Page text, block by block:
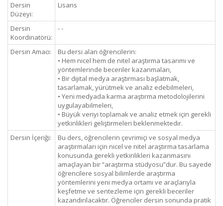
Dersin
Düzeyi:
Lisans
Dersin
Koordinatörü:
- -
Dersin Amacı:
Bu dersi alan öğrencilerin:
• Hem nicel hem de nitel araştırma tasarımı ve
yöntemlerinde beceriler kazanmaları,
• Bir dijital medya araştırması başlatmak,
tasarlamak, yürütmek ve analiz edebilmeleri,
• Yeni medyada karma araştırma metodolojilerini
uygulayabilmeleri,
• Büyük veriyi toplamak ve analiz etmek için gerekli
yetkinlikleri geliştirmeleri beklenmektedir.
Dersin İçeriği:
Bu ders, öğrencilerin çevrimiçi ve sosyal medya
araştırmaları için nicel ve nitel araştırma tasarlama
konusunda gerekli yetkinlikleri kazanmasını
amaçlayan bir “araştırma stüdyosu”dur. Bu sayede
öğrencilere sosyal bilimlerde araştırma
yöntemlerini yeni medya ortamı ve araçlarıyla
keşfetme ve sentezleme için gerekli beceriler
kazandırılacaktır. Öğrenciler dersin sonunda pratik